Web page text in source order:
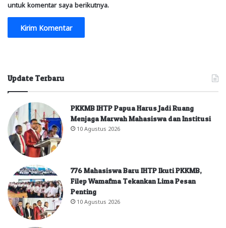
untuk komentar saya berikutnya.
Update Terbaru
PKKMB IHTP Papua Harus Jadi Ruang
Menjaga Marwah Mahasiswa dan Institusi
10 Agustus 2026
776 Mahasiswa Baru IHTP Ikuti PKKMB,
Filep Wamafma Tekankan Lima Pesan
Penting
10 Agustus 2026